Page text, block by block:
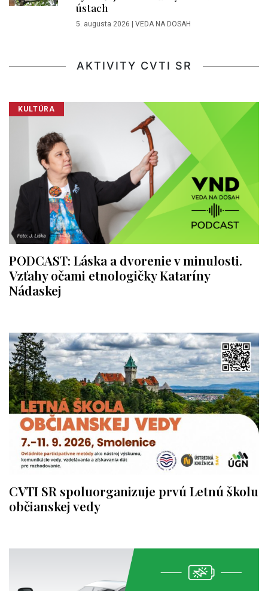
ústach
5. augusta 2026 VEDA NA DOSAH
AKTIVITY CVTI SR
KULTÚRA
PODCAST: Láska a dvorenie v minulosti.
Vzťahy očami etnologičky Kataríny
Nádaskej
CVTI SR spoluorganizuje prvú Letnú školu
občianskej vedy